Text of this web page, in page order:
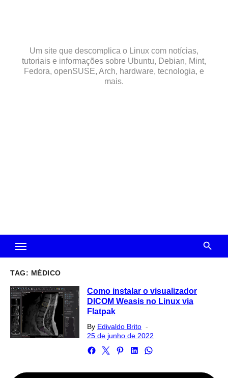
Um site que descomplica o Linux com notícias,
tutoriais e informações sobre Ubuntu, Debian, Mint,
Fedora, openSUSE, Arch, hardware, tecnologia, e
mais.
TAG: MÉDICO
Como instalar o visualizador
DICOM Weasis no Linux via
Flatpak
By Edivaldo Brito
on
25 de junho de 2022